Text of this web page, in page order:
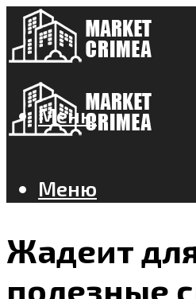
Меню
Меню
Жадеит
полезные